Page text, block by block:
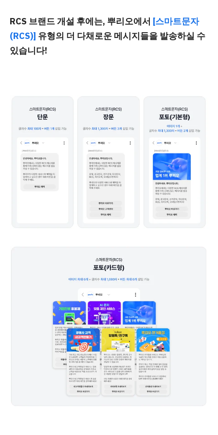
RCS 브랜드 개설 후에는, 뿌리오에서 [스마트문자
(RCS)] 유형의 더 다채로운 메시지들을 발송하실 수
있습니다!